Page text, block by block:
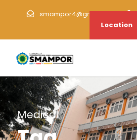
smampor4@gmail.com
Location
Medical